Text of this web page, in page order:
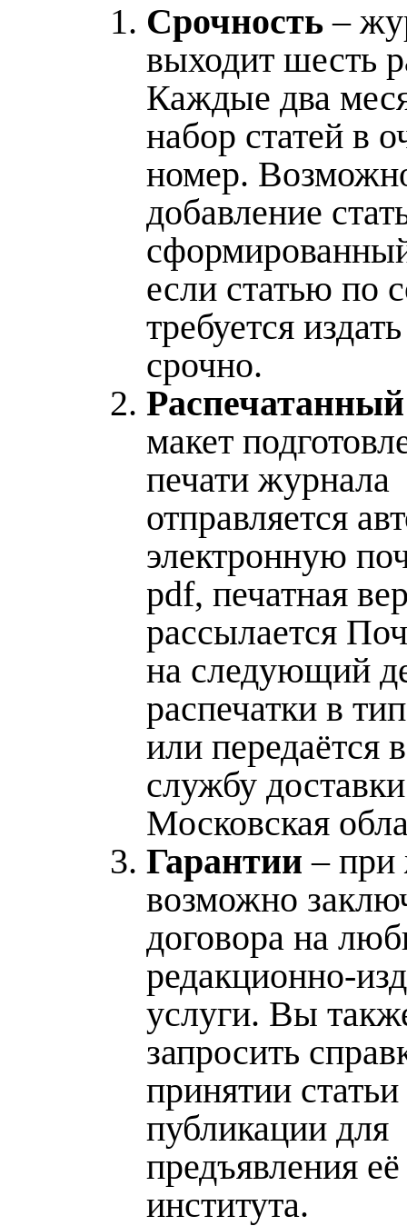
Срочность –
выходит шесть
Каждые два
набор статей в
номер.
добавление
если статью по
требуется
срочно.
макет
печати журнала
отправляется
электронную
pdf, печатная
рассылается
на следующий
распечатки в
или передаётся
службу
Московская
Гарантии – при
возможно
договора на
редакционно-
услуги. Вы
запросить
принятии статьи
публикации для
предъявления
института.